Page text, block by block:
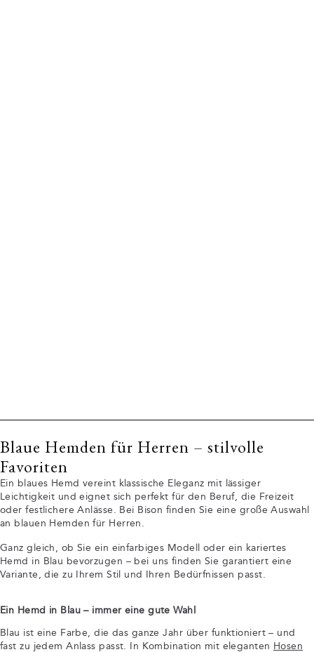
Blaue Hemden für Herren – stilvolle
Favoriten
Ein blaues Hemd vereint klassische Eleganz mit lässiger
Leichtigkeit und eignet sich perfekt für den Beruf, die Freizeit
oder festlichere Anlässe. Bei Bison finden Sie eine große Auswahl
an blauen Hemden für Herren.
Ganz gleich, ob Sie ein einfarbiges Modell oder ein kariertes
Hemd in Blau bevorzugen – bei uns finden Sie garantiert eine
Variante, die zu Ihrem Stil und Ihren Bedürfnissen passt.
Ein Hemd in Blau – immer eine gute Wahl
Blau ist eine Farbe, die das ganze Jahr über funktioniert – und
fast zu jedem Anlass passt. In Kombination mit eleganten Hosen